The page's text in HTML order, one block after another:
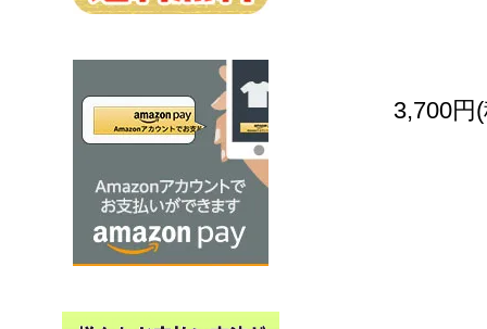
3,700円